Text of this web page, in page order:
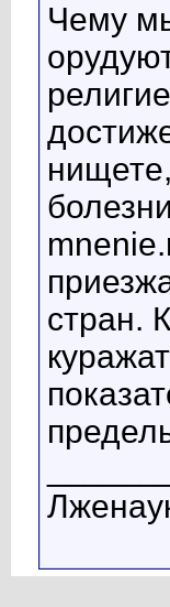
Чему
стран.